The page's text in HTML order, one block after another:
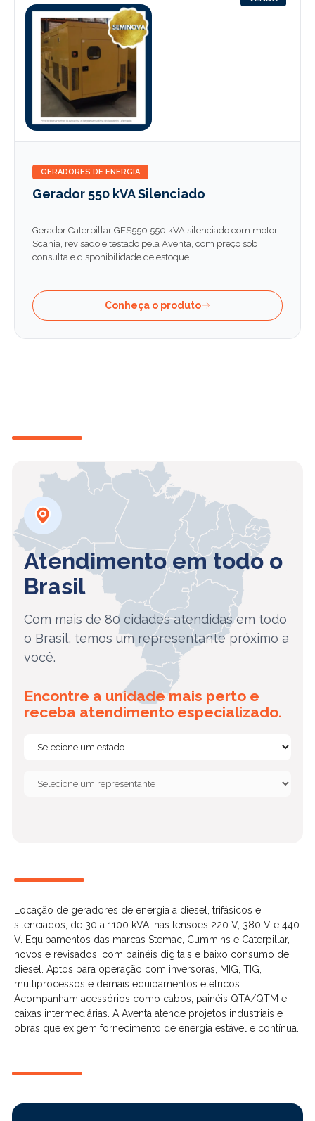
GERADORES DE ENERGIA
Gerador 550 kVA Silenciado
Gerador Caterpillar GES550 550 kVA silenciado com motor
Scania, revisado e testado pela Aventa, com preço sob
consulta e disponibilidade de estoque.
Conheça o produto
Atendimento em todo o
Brasil
Com mais de 80 cidades atendidas em todo
o Brasil, temos um representante próximo a
você.
Encontre a unidade mais perto e
receba atendimento especializado.
Locação de geradores de energia a diesel, trifásicos e
silenciados, de 30 a 1100 kVA, nas tensões 220 V, 380 V e 440
V. Equipamentos das marcas Stemac, Cummins e Caterpillar,
novos e revisados, com painéis digitais e baixo consumo de
diesel. Aptos para operação com inversoras, MIG, TIG,
multiprocessos e demais equipamentos elétricos.
Acompanham acessórios como cabos, painéis QTA/QTM e
caixas intermediárias. A Aventa atende projetos industriais e
obras que exigem fornecimento de energia estável e contínua.